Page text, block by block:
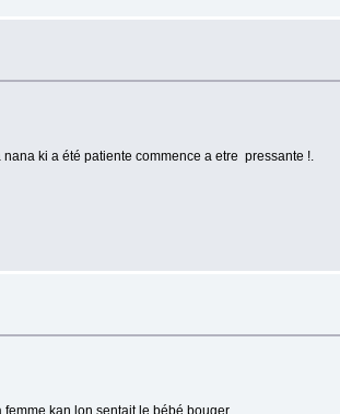
ki a été patiente commence a etre pressante !.